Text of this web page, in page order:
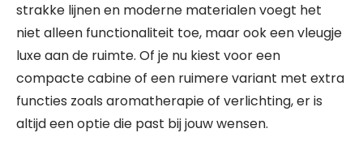
strakke lijnen en moderne materialen voegt het
niet alleen functionaliteit toe, maar ook een vleugje
luxe aan de ruimte. Of je nu kiest voor een
compacte cabine of een ruimere variant met extra
functies zoals aromatherapie of verlichting, er is
altijd een optie die past bij jouw wensen.